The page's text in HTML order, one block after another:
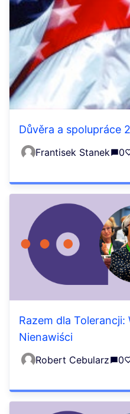
Důvěra a spolupráce
Frantisek Stanek 0
Razem dla Tolerancji:
Nienawiści
Robert Cebularz 0